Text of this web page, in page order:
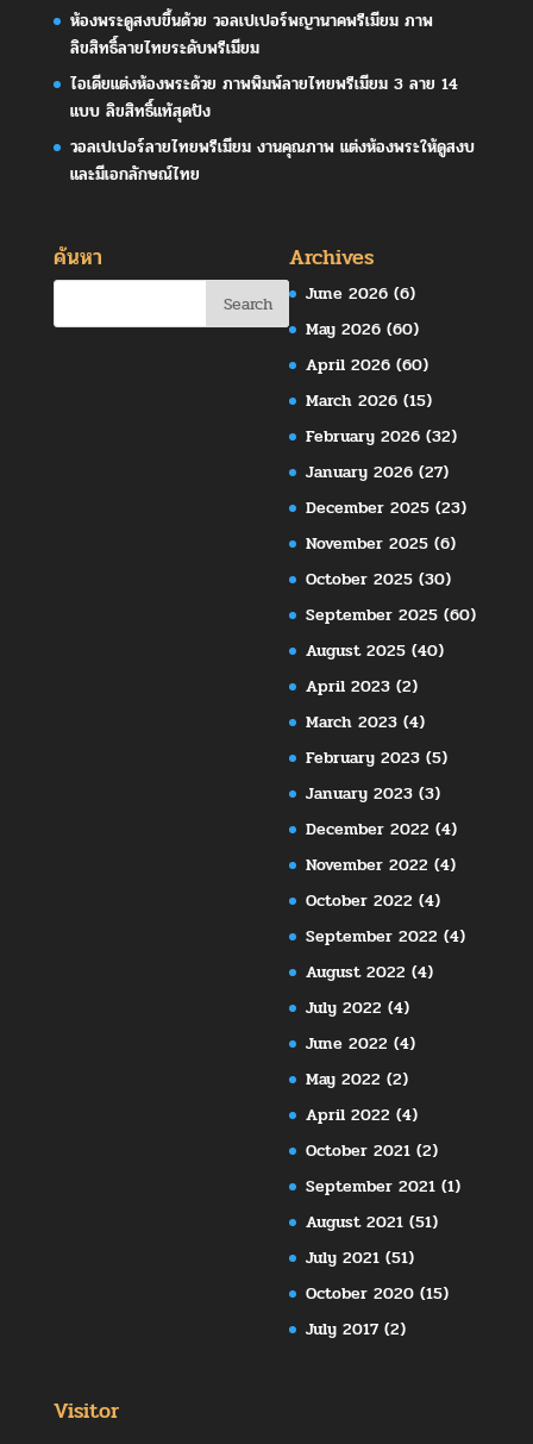
ห้องพระดูสงบขึ้นด้วย วอลเปเปอร์พญานาคพรีเมียม ภาพ
ลิขสิทธิ์ลายไทยระดับพรีเมียม
ไอเดียแต่งห้องพระด้วย ภาพพิมพ์ลายไทยพรีเมียม 3 ลาย 14
แบบ ลิขสิทธิ์แท้สุดปัง
วอลเปเปอร์ลายไทยพรีเมียม งานคุณภาพ แต่งห้องพระให้ดูสงบ
และมีเอกลักษณ์ไทย
ค้นหา Archives
June 2026 (6)
May 2026 (60)
April 2026 (60)
March 2026 (15)
February 2026 (32)
January 2026 (27)
December 2025 (23)
November 2025 (6)
October 2025 (30)
September 2025 (60)
August 2025 (40)
April 2023 (2)
March 2023 (4)
February 2023 (5)
January 2023 (3)
December 2022 (4)
November 2022 (4)
October 2022 (4)
September 2022 (4)
August 2022 (4)
July 2022 (4)
June 2022 (4)
May 2022 (2)
April 2022 (4)
October 2021 (2)
September 2021 (1)
August 2021 (51)
July 2021 (51)
October 2020 (15)
July 2017 (2)
Visitor